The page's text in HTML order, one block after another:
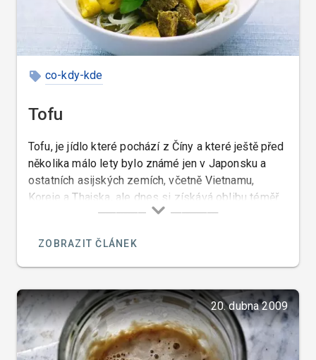
co-kdy-kde
Tofu
Tofu, je jídlo které pochází z Číny a které ještě před
několika málo lety bylo známé jen v Japonsku a
ostatních asijských zemích, včetně Vietnamu,
Koreje a Thajska, ale dnes si získává oblibu téměř
po celém světě a dokonce i v České republice.
ZOBRAZIT ČLÁNEK
20. dubna 2009